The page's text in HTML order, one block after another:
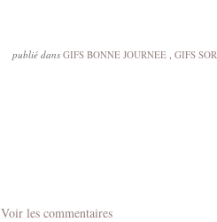
publié dans GIFS BONNE JOURNEE , GIFS
Voir les commentaires